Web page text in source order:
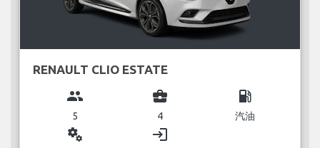
RENAULT CLIO ESTATE
group
5
business_center
4
local_gas_station
汽油
miscellaneous_services login